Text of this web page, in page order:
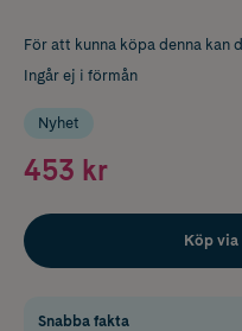
För att kunna köpa denna kan
Ingår ej i förmån
Nyhet
453 kr
Köp via
Snabba fakta